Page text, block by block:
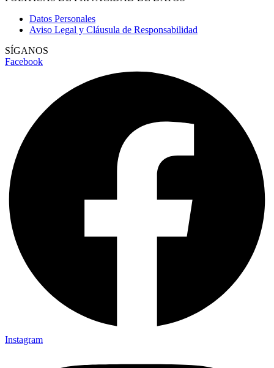
Datos Personales
Aviso Legal y Cláusula de Responsabilidad
SÍGANOS
Facebook
Instagram